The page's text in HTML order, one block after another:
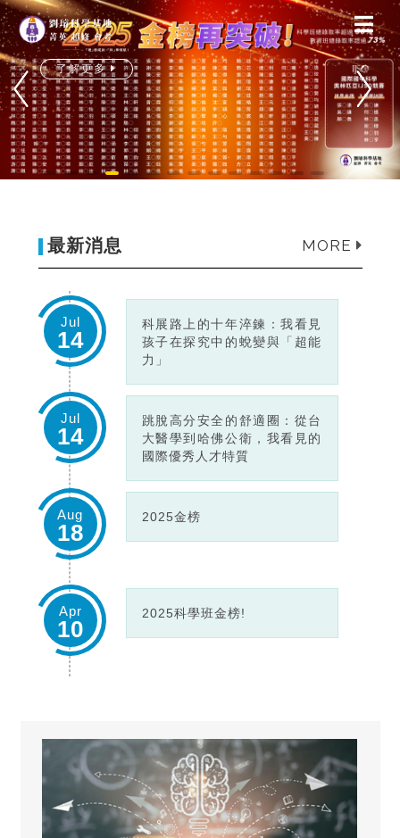
了解更多
最新消息 MORE
Jul
14
科展路上的十年淬鍊：我看見
孩子在探究中的蛻變與「超能
力」
Jul
14
跳脫高分安全的舒適圈：從台
大醫學到哈佛公衛，我看見的
國際優秀人才特質
Aug
18
2025金榜
Apr
10
2025科學班金榜!
榮譽金榜
學員分享
Podcast